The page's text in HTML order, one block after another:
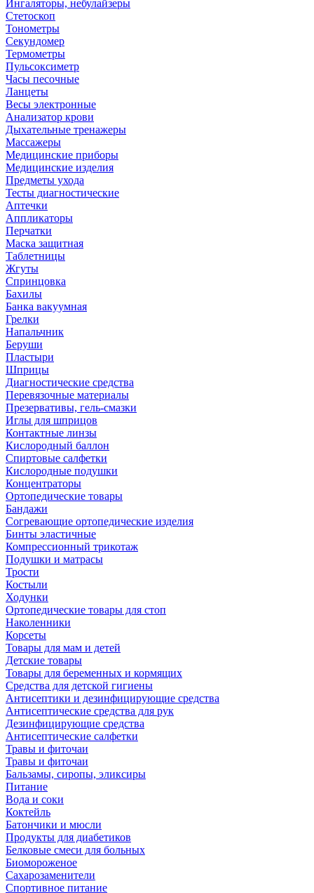
Ингаляторы, небулайзеры
Стетоскоп
Тонометры
Секундомер
Термометры
Пульсоксиметр
Часы песочные
Ланцеты
Весы электронные
Анализатор крови
Дыхательные тренажеры
Массажеры
Медицинские приборы
Медицинские изделия
Предметы ухода
Тесты диагностические
Аптечки
Аппликаторы
Перчатки
Маска защитная
Таблетницы
Жгуты
Спринцовка
Бахилы
Банка вакуумная
Грелки
Напальчник
Беруши
Пластыри
Шприцы
Диагностические средства
Перевязочные материалы
Презервативы, гель-смазки
Иглы для шприцов
Контактные линзы
Кислородный баллон
Спиртовые салфетки
Кислородные подушки
Концентраторы
Ортопедические товары
Бандажи
Согревающие ортопедические изделия
Бинты эластичные
Компрессионный трикотаж
Подушки и матрасы
Трости
Костыли
Ходунки
Ортопедические товары для стоп
Наколенники
Корсеты
Товары для мам и детей
Детские товары
Товары для беременных и кормящих
Средства для детской гигиены
Антисептики и дезинфицирующие средства
Антисептические средства для рук
Дезинфицирующие средства
Антисептические салфетки
Травы и фиточаи
Травы и фиточаи
Бальзамы, сиропы, эликсиры
Питание
Вода и соки
Коктейль
Батончики и мюсли
Продукты для диабетиков
Белковые смеси для больных
Биомороженое
Сахарозаменители
Спортивное питание